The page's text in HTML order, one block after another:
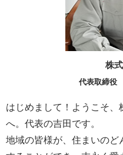
株
代表取締役
はじめまして！ようこそ
へ。代表の吉田です。
地域の皆様が、住まいのど